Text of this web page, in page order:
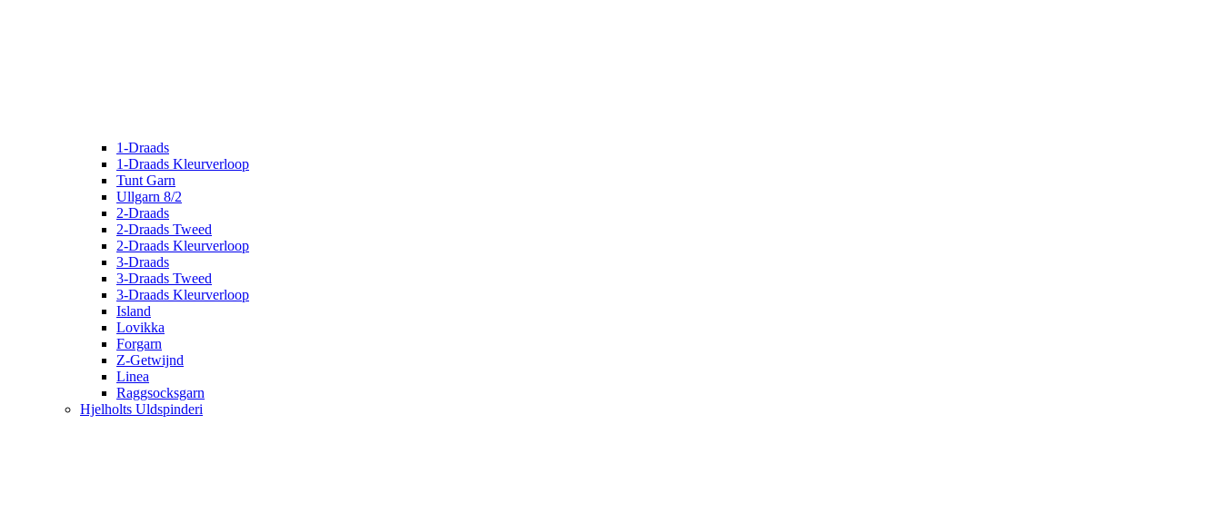
1-Draads
1-Draads Kleurverloop
Tunt Garn
Ullgarn 8/2
2-Draads
2-Draads Tweed
2-Draads Kleurverloop
3-Draads
3-Draads Tweed
3-Draads Kleurverloop
Island
Lovikka
Forgarn
Z-Getwijnd
Linea
Raggsocksgarn
Hjelholts Uldspinderi